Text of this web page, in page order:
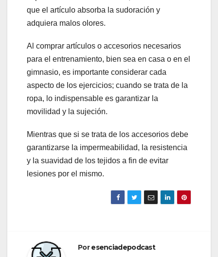
que el artículo absorba la sudoración y
adquiera malos olores.
Al comprar artículos o accesorios necesarios
para el entrenamiento, bien sea en casa o en el
gimnasio, es importante considerar cada
aspecto de los ejercicios; cuando se trata de la
ropa, lo indispensable es garantizar la
movilidad y la sujeción.
Mientras que si se trata de los accesorios debe
garantizarse la impermeabilidad, la resistencia
y la suavidad de los tejidos a fin de evitar
lesiones por el mismo.
Poresenciadepodcast